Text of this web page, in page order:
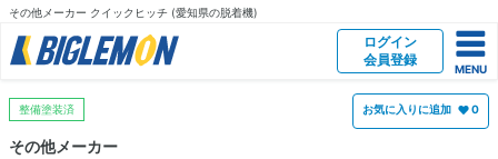
その他メーカー クイックヒッチ (愛知県の脱着機)
ログイン
会員登録
整備塗装済 お気に入りに追加 0
その他メーカー